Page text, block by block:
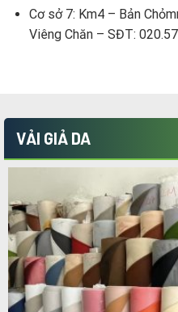
Cơ sở 7: Km4 – Bản
Viêng Chăn – SĐT:
VẢI GIẢ DA